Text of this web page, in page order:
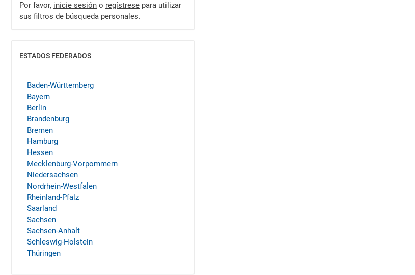
Por favor, inicie sesión o regístrese para utilizar
sus filtros de búsqueda personales.
ESTADOS FEDERADOS
MOSTRAR
Baden-Württemberg
Bayern
Berlin
Brandenburg
Bremen
Hamburg
Hessen
Mecklenburg-Vorpommern
Niedersachsen
Nordrhein-Westfalen
Rheinland-Pfalz
Saarland
Sachsen
Sachsen-Anhalt
Schleswig-Holstein
Thüringen